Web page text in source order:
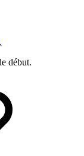
début.